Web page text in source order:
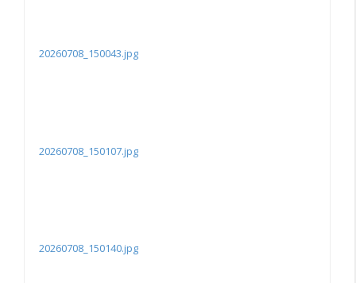
20260708_150043.jpg
20260708_150107.jpg
20260708_150140.jpg